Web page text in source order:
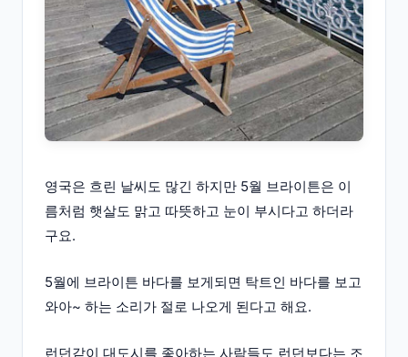
영국은 흐린 날씨도 많긴 하지만 5월 브라이튼은 이
름처럼 햇살도 맑고 따뜻하고 눈이 부시다고 하더라
구요.
5월에 브라이튼 바다를 보게되면 탁트인 바다를 보고
와아~ 하는 소리가 절로 나오게 된다고 해요.
런던같이 대도시를 좋아하는 사람들도 런던보다는 조